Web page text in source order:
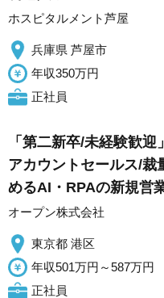
ホスピタルメント芦屋
兵庫県 芦屋市
年収350万円
正社員
「第二新卒/未経験歓
アカウントセールス/裁
めるAI・RPAの新規営
オープン株式会社
東京都 港区
年収501万円～587万円
正社員